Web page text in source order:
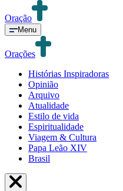
Oração
Menu
Orações
Histórias Inspiradoras
Opinião
Arquivo
Atualidade
Estilo de vida
Espiritualidade
Viagem & Cultura
Papa Leão XIV
Brasil